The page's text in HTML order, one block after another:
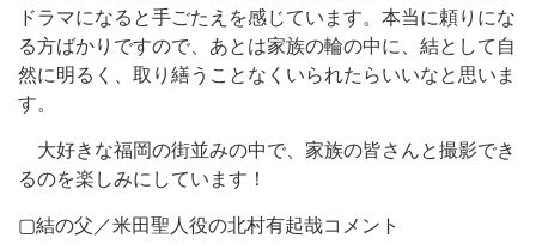
ドラマになると手ごたえを感じています。本当に頼りにな
る方ばかりですので、あとは家族の輪の中に、結として自
然に明るく、取り繕うことなくいられたらいいなと思いま
す。
大好きな福岡の街並みの中で、家族の皆さんと撮影でき
るのを楽しみにしています！
▢結の父／米田聖人役の北村有起哉コメント